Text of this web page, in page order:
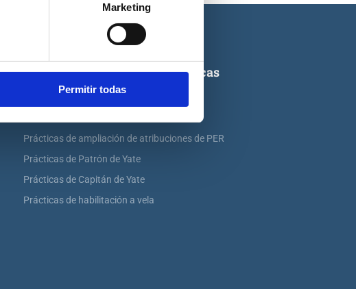
Marketing
Permitir todas
Prácticas de titulaciones náuticas
Prácticas de ampliación de atribuciones de PER
Prácticas de Patrón de Yate
Prácticas de Capitán de Yate
Prácticas de habilitación a vela